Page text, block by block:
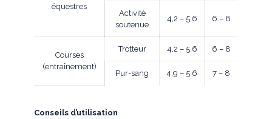
équestres
Activité
soutenue
4,2 – 5,6 6 – 8
Courses
(entraînement)
Trotteur 4,2 – 5,6 6 – 8
Pur-sang 4,9 – 5,6 7 – 8
Conseils d’utilisation